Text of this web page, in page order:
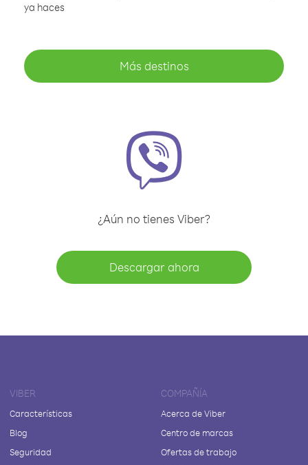
ya haces
Más destinos
¿Aún no tienes Viber?
Descargar ahora
VIBER
Características
Blog
Seguridad
COMPAÑÍA
Acerca de Viber
Centro de marcas
Ofertas de trabajo